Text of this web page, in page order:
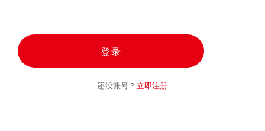
登录
还没账号？ 立即注册